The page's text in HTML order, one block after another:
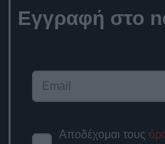
Εγγραφή στο
Αποδέχομαι τους